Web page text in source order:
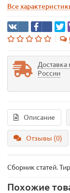
Все
Доставка
России
Описание
Отзывы (0)
Сборник статей.
Похожие